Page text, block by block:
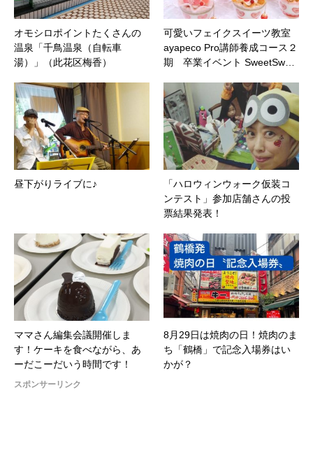
オモシロポイントたくさんの
温泉「千鳥温泉（自転車
湯）」（此花区梅香）
可愛いフェイクスイーツ教室
ayapeco Pro講師養成コース２
期 卒業イベント SweetSw…
昼下がりライブに♪
「ハロウィンウォーク仮装コ
ンテスト」参加店舗さんの投
票結果発表！
ママさん編集会議開催しま
す！ケーキを食べながら、あ
ーだこーだいう時間です！
8月29日は焼肉の日！焼肉のま
ち「鶴橋」で記念入場券はい
かが？
スポンサーリンク